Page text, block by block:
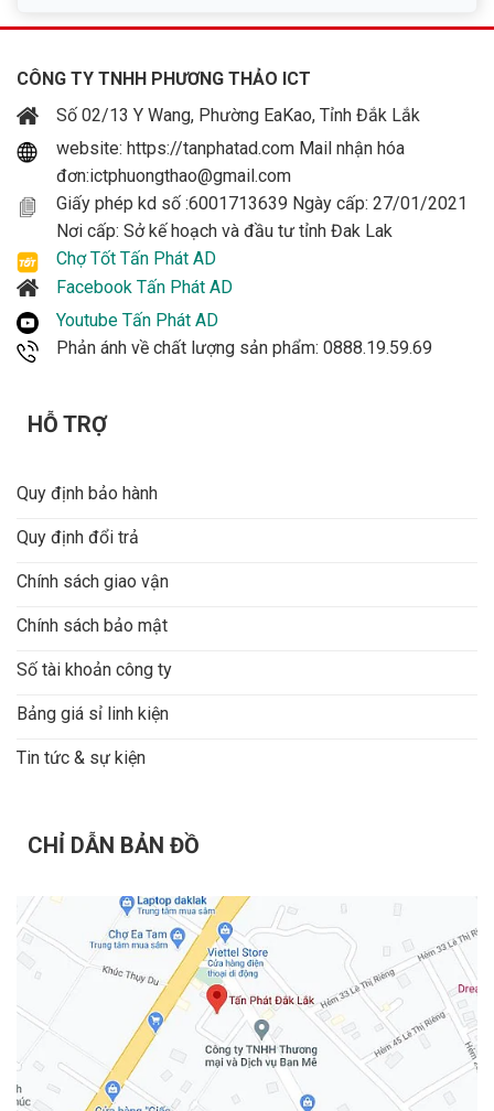
CÔNG TY TNHH PHƯƠNG THẢO ICT
Số 02/13 Y Wang, Phường EaKao, Tỉnh Đắk Lắk
website: https://tanphatad.com Mail nhận hóa
đơn:ictphuongthao@gmail.com
Giấy phép kd số :6001713639 Ngày cấp: 27/01/2021
Nơi cấp: Sở kế hoạch và đầu tư tỉnh Đak Lak
Chợ Tốt Tấn Phát AD
Facebook Tấn Phát AD
Youtube Tấn Phát AD
Phản ánh về chất lượng sản phẩm: 0888.19.59.69
HỖ TRỢ
Quy định bảo hành
Quy định đổi trả
Chính sách giao vận
Chính sách bảo mật
Số tài khoản công ty
Bảng giá sỉ linh kiện
Tin tức & sự kiện
CHỈ DẪN BẢN ĐỒ